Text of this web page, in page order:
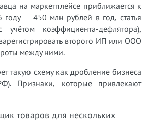
на маркетплейсе приближается к
— 450 млн рублей в год, статья
коэффициента-дефлятора),
второго ИП или ООО
между ними.
такую схему как дробление бизнеса
Признаки, которые привлекают
товаров для нескольких